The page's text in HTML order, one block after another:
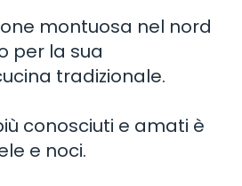
montuosa nel nord
per la sua
tradizionale.
conosciuti e amati è
e noci.